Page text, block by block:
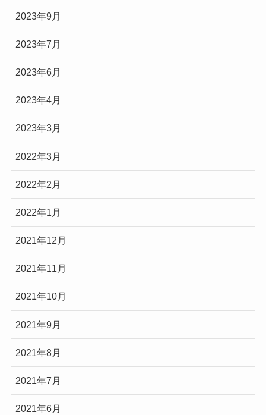
2023年9月
2023年7月
2023年6月
2023年4月
2023年3月
2022年3月
2022年2月
2022年1月
2021年12月
2021年11月
2021年10月
2021年9月
2021年8月
2021年7月
2021年6月